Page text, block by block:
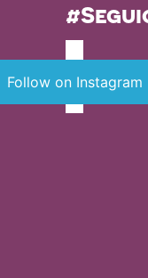
Follow on Instagram